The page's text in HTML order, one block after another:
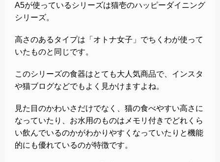
A5が使っているシリーズは猫壱のハッピーダイニング
シリーズ。
高さのあるタイプは「オトナ女子」でちくわが使って
いたものと同じです。
このシリーズの食器はとても大人気商品で、インスタ
や猫ブログなどでもよく見かけますよね。
見た目のかわいさだけでなく、猫の食べやすい高さに
なっていたり、お水用のものはメモリ付きでどれくら
い飲んでいるのかがわかりやすくなっていたりと機能
的にも優れているのが特徴です。